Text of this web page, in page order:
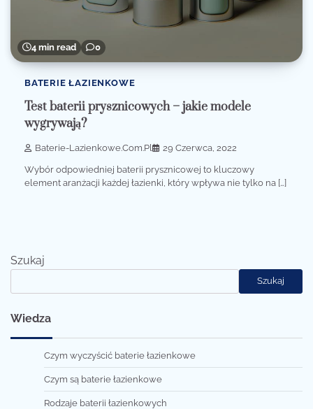
4 min read 0
BATERIE ŁAZIENKOWE
Test baterii prysznicowych – jakie modele
wygrywają?
Baterie-Lazienkowe.com.pl 29 Czerwca, 2022
Wybór odpowiedniej baterii prysznicowej to kluczowy
element aranżacji każdej łazienki, który wpływa nie tylko na […]
Szukaj
Szukaj
Wiedza
Czym wyczyścić baterie łazienkowe
Czym są baterie łazienkowe
Rodzaje baterii łazienkowych